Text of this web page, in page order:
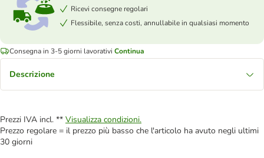
Ricevi consegne regolari
Flessibile, senza costi, annullabile in qualsiasi momento
Consegna in 3-5 giorni lavorativi Continua
Descrizione
Prezzi IVA incl. ** Visualizza condizioni.
Prezzo regolare = il prezzo più basso che l'articolo ha avuto negli ultimi
30 giorni